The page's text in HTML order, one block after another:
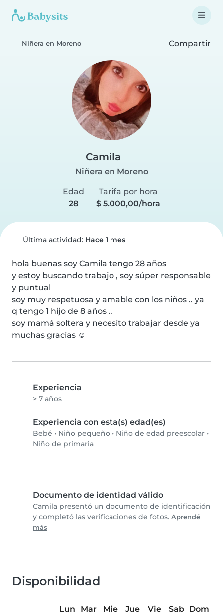
Niñera en Moreno Compartir
Camila
Niñera en Moreno
Edad
28
Tarifa por hora
$ 5.000,00/hora
Última actividad: Hace 1 mes
hola buenas soy Camila tengo 28 años
y estoy buscando trabajo , soy súper responsable
y puntual
soy muy respetuosa y amable con los niños .. ya
q tengo 1 hijo de 8 años ..
soy mamá soltera y necesito trabajar desde ya
muchas gracias ☺️
Experiencia
> 7 años
Experiencia con esta(s) edad(es)
Bebé • Niño pequeño • Niño de edad preescolar •
Niño de primaria
Documento de identidad válido
Camila presentó un documento de identificación
y completó las verificaciones de fotos. Aprendé
más
Disponibilidad
Lun Mar Mie Jue Vie Sab
Dom